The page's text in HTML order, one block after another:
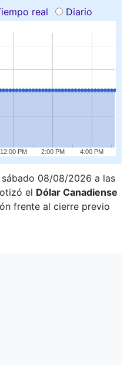
real Diario
12:00 PM 2:00 PM 4:00 PM
08/08/2026 a las
el Dólar Canadiense
frente al cierre previo